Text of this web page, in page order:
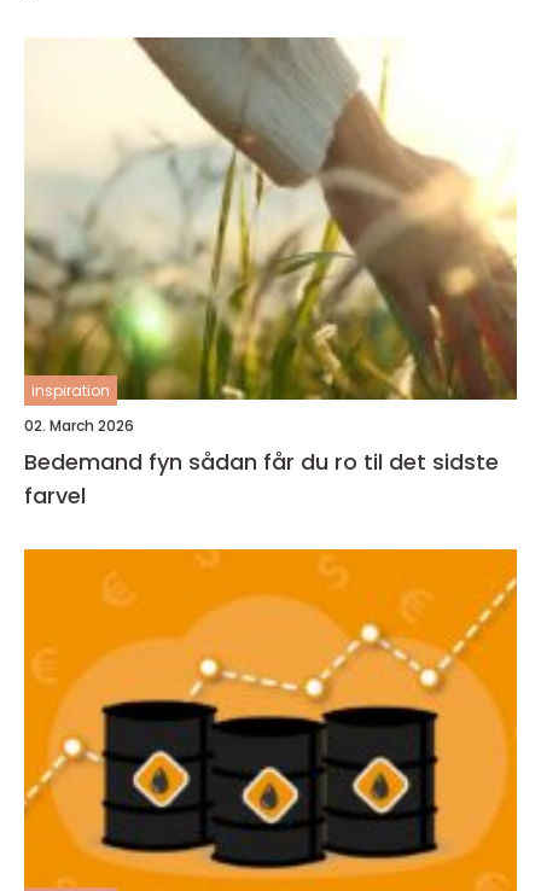
inspiration
02. March 2026
Bedemand fyn sådan får du ro til det sidste
farvel